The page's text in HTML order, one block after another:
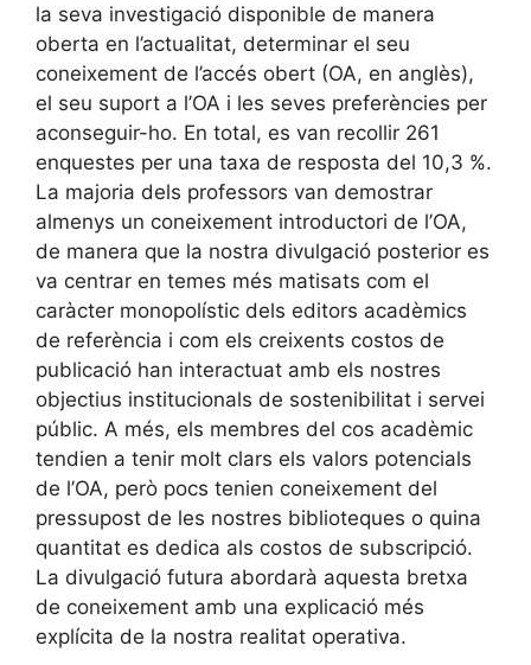
la seva investigació disponible de manera
oberta en l’actualitat, determinar el seu
coneixement de l’accés obert (OA, en anglès),
el seu suport a l’OA i les seves preferències per
aconseguir-ho. En total, es van recollir 261
enquestes per una taxa de resposta del 10,3 %.
La majoria dels professors van demostrar
almenys un coneixement introductori de l’OA,
de manera que la nostra divulgació posterior es
va centrar en temes més matisats com el
caràcter monopolístic dels editors acadèmics
de referència i com els creixents costos de
publicació han interactuat amb els nostres
objectius institucionals de sostenibilitat i servei
públic. A més, els membres del cos acadèmic
tendien a tenir molt clars els valors potencials
de l’OA, però pocs tenien coneixement del
pressupost de les nostres biblioteques o quina
quantitat es dedica als costos de subscripció.
La divulgació futura abordarà aquesta bretxa
de coneixement amb una explicació més
explícita de la nostra realitat operativa.